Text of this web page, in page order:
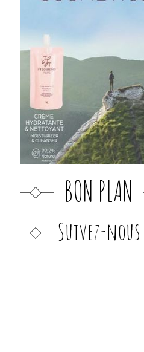
BON PLAN
Suivez-nous